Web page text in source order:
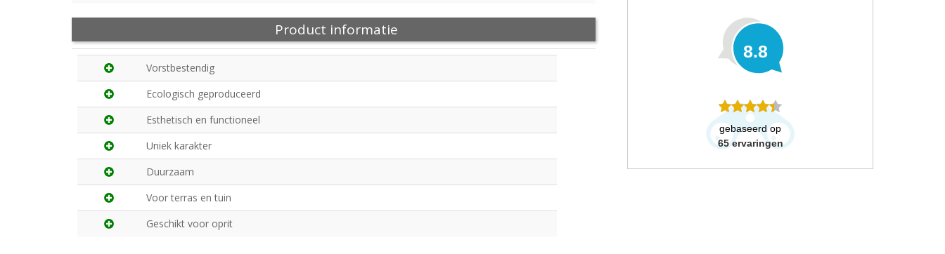
Product informatie
Vorstbestendig
Ecologisch geproduceerd
Esthetisch en functioneel
Uniek karakter
Duurzaam
Voor terras en tuin
Geschikt voor oprit
8.8
gebaseerd op
65 ervaringen